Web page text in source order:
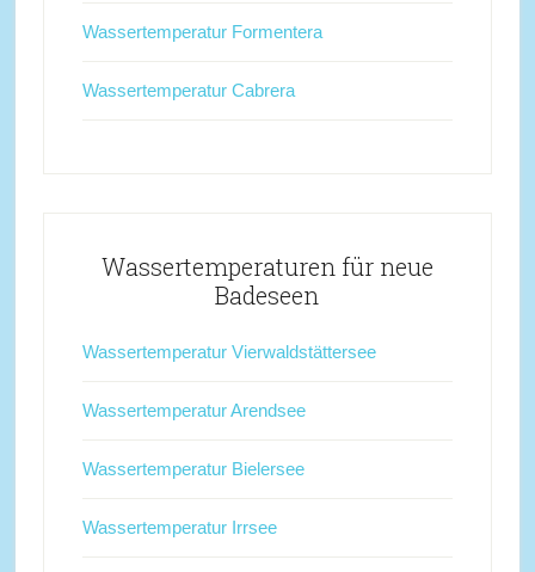
Wassertemperatur Formentera
Wassertemperatur Cabrera
Wassertemperaturen für neue
Badeseen
Wassertemperatur Vierwaldstättersee
Wassertemperatur Arendsee
Wassertemperatur Bielersee
Wassertemperatur Irrsee